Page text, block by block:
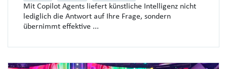
Mit Copilot Agents liefert künstliche Intelligenz nicht
lediglich die Antwort auf Ihre Frage, sondern
übernimmt effektive ...